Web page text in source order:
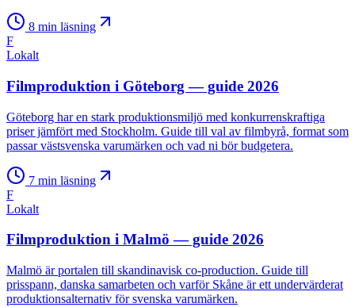
8 min läsning
F
Lokalt
Filmproduktion i Göteborg — guide 2026
Göteborg har en stark produktionsmiljö med konkurrenskraftiga
priser jämfört med Stockholm. Guide till val av filmbyrå, format som
passar västsvenska varumärken och vad ni bör budgetera.
7 min läsning
F
Lokalt
Filmproduktion i Malmö — guide 2026
Malmö är portalen till skandinavisk co-production. Guide till
prisspann, danska samarbeten och varför Skåne är ett undervärderat
produktionsalternativ för svenska varumärken.